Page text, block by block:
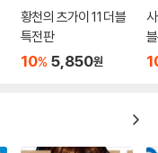
황천의 츠가이 11 더블
특전판
10% 5,850원